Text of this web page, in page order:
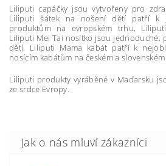
Liliputi capáčky jsou vytvořeny pro
Liliputi šátek na nošení dětí patří k
produktům na evropském trhu,
Liliputi Mei Tai nosítko jsou jednoduché,
dětí, Liliputi Mama kabát patří k
nosícím kabátům na českém a
Liliputi produkty vyráběné v Maďarsku
ze srdce Evropy.